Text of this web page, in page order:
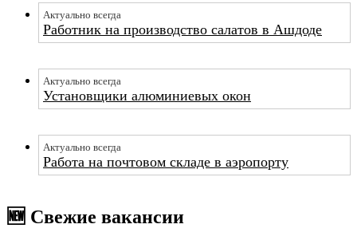
Актуально всегда
Работник на производство салатов в Ашдоде
Актуально всегда
Установщики алюминиевых окон
Актуально всегда
Работа на почтовом складе в аэропорту
🆕 Свежие вакансии